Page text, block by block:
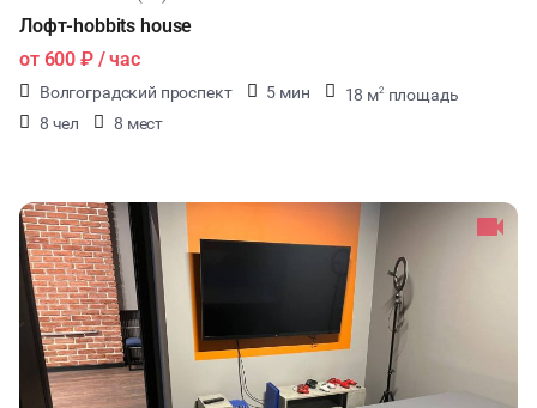
Лофт-hobbits house
от 600 ₽/ час
Волгоградский проспект 5 мин 18 м2 площадь
8 чел
8 мест